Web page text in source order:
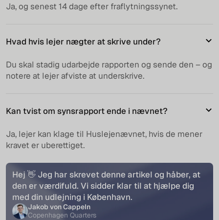
Ja, og senest 14 dage efter fraflytningssynet.
Hvad hvis lejer nægter at skrive under?
Du skal stadig udarbejde rapporten og sende den – og
notere at lejer afviste at underskrive.
Kan tvist om synsrapport ende i nævnet?
Ja, lejer kan klage til Huslejenævnet, hvis de mener
kravet er uberettiget.
Hej 👋 Jeg har skrevet denne artikel og håber, at
den er værdifuld. Vi sidder klar til at hjælpe dig
med din udlejning i København.
Jakob von Cappeln
Copenhagen Quarters